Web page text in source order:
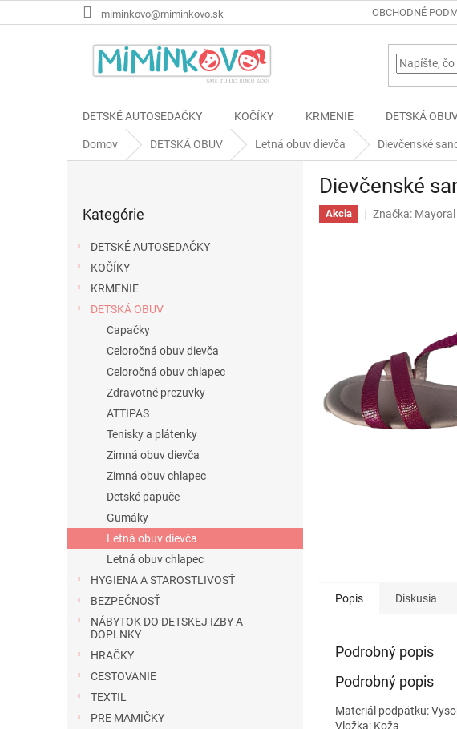
na
miminkovo@miminkovo.sk OBCHODNÉ
DETSKÉ AUTOSEDAČKY KOČÍKY KRMENIE DETSKÁ
Domov DETSKÁ OBUV Letná obuv dievča Dievčenské
kategórie
Kategórie
DETSKÉ AUTOSEDAČKY
KOČÍKY
KRMENIE
DETSKÁ OBUV
Capačky
Celoročná obuv dievča
Celoročná obuv chlapec
Zdravotné prezuvky
ATTIPAS
Tenisky a plátenky
Zimná obuv dievča
Zimná obuv chlapec
Detské papuče
Gumáky
Letná obuv dievča
Letná obuv chlapec
HYGIENA A STAROSTLIVOSŤ
BEZPEČNOSŤ
NÁBYTOK DO DETSKEJ IZBY A
DOPLNKY
HRAČKY
CESTOVANIE
TEXTIL
PRE MAMIČKY
Dievčenské
Akcia Značka: Mayoral
Popis Diskusia
Podrobný popis
Podrobný popis
Materiál podpätku:
Vložka: Koža